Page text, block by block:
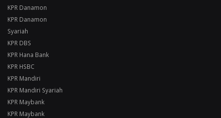
KPR Danamon
KPR Danamon
Syariah
KPR DBS
KPR Hana Bank
KPR HSBC
KPR Mandiri
KPR Mandiri Syariah
KPR Maybank
KPR Maybank